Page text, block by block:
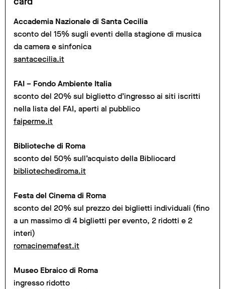
Accademia Nazionale di Santa Cecilia
sconto del 15% sugli eventi della stagione di musica
da camera e sinfonica
santacecilia.it
FAI – Fondo Ambiente Italia
sconto del 20% sul biglietto d’ingresso ai siti iscritti
nella lista del FAI, aperti al pubblico
faiperme.it
Biblioteche di Roma
sconto del 50% sull’acquisto della Bibliocard
bibliotechediroma.it
Festa del Cinema di Roma
sconto del 20% sul prezzo dei biglietti individuali (fino
a un massimo di 4 biglietti per evento, 2 ridotti e 2
interi)
romacinemafest.it
Museo Ebraico di Roma
ingresso ridotto